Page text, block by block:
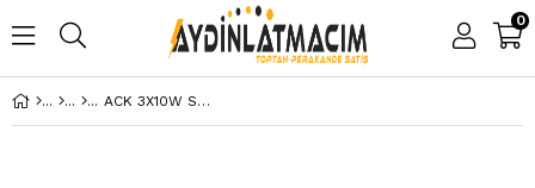
0
ACK 3X10W SIVA ALTI KARE DOWNLIGHT BEYAZ 6500K AD10-01730